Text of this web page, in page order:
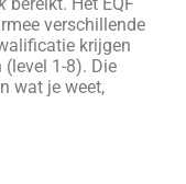
verschillende
krijgen
1-8). Die
wat je weet,